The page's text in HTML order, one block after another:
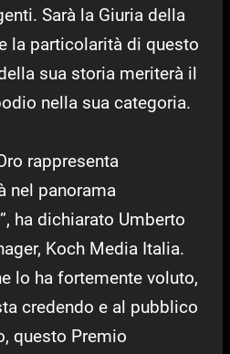
Sarà la Giuria della
la particolarità di questo
sua storia meriterà il
nella sua categoria.
rappresenta
nel panorama
ha dichiarato Umberto
Koch Media Italia.
lo ha fortemente voluto,
credendo e al pubblico
questo Premio